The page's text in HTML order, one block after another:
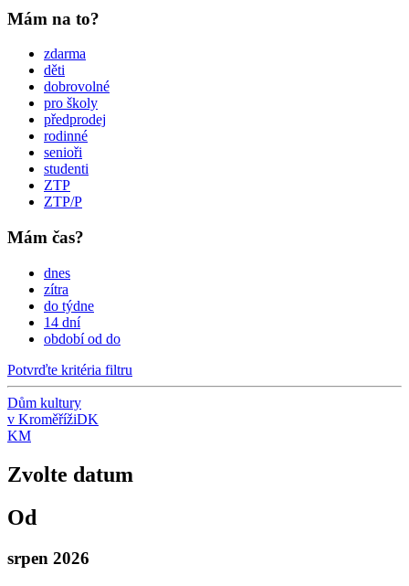
Mám na to?
zdarma
děti
dobrovolné
pro školy
předprodej
rodinné
senioři
studenti
ZTP
ZTP/P
Mám čas?
dnes
zítra
do týdne
14 dní
období od do
Potvrďte kritéria filtru
Dům kultury
v KroměřížiDK
KM
Zvolte datum
Od
srpen 2026